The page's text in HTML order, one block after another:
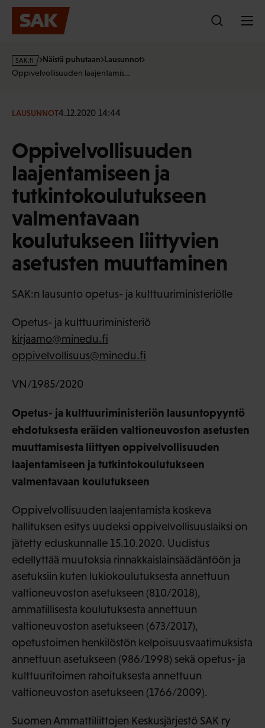
Hyppää
sisältöön
s
a
f
Näistä puhutaan Lausunnot
Oppivelvollisuuden laajentamis…
LAUSUNNOT4.12.2020 14:44
Oppivelvollisuuden
laajentamiseen ja
tutkintokoulutukseen
valmentavaan
koulutukseen liittyvien
asetusten muuttaminen
SAK:n lausunto opetus- ja kulttuuriministeriölle
Opetus- ja kulttuuriministeriö
kirjaamo@minedu.fi
oppivelvollisuus@minedu.fi
VN/1985/2020
Opetus- ja kulttuuriministeriön lausuntopyyntö
ehdotuksesta eräiden valtioneuvoston asetusten
muuttamisesta liittyen oppivelvollisuuden
laajentamiseen ja tutkintokoulutukseen
valmentavaan koulutukseen
Oppivelvollisuuden laajentamista koskeva
hallituksen esitys uudeksi oppivelvollisuuslaiksi on
jätetty eduskunnalle 15.10.2020. Uudistus
edellyttää muutoksia rinnakkaislainsäädäntöön ja
asetuksiin kuten lukiokoulutuksesta annettuun
valtioneuvoston asetukseen (810/2018),
ammatillisesta koulutuksesta annettuun
valtioneuvoston asetukseen (673/2017),
opetustoimen henkilöstön kelpoisuusvaatimuksista
annettuun asetukseen (986/1998) sekä opetus- ja
kulttuuritoimen rahoituksesta annettuun
valtioneuvoston asetukseen (1766/2009).
Suomen Ammattiliittojen Keskusjärjestö SAK ry